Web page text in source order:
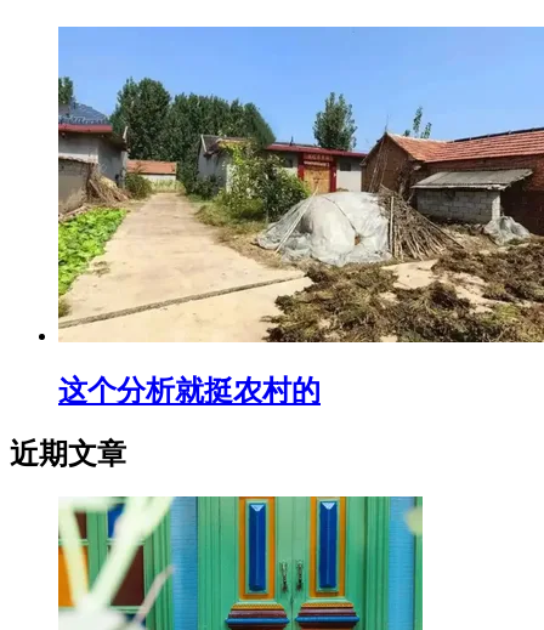
这个分析就挺农村的
近期文章